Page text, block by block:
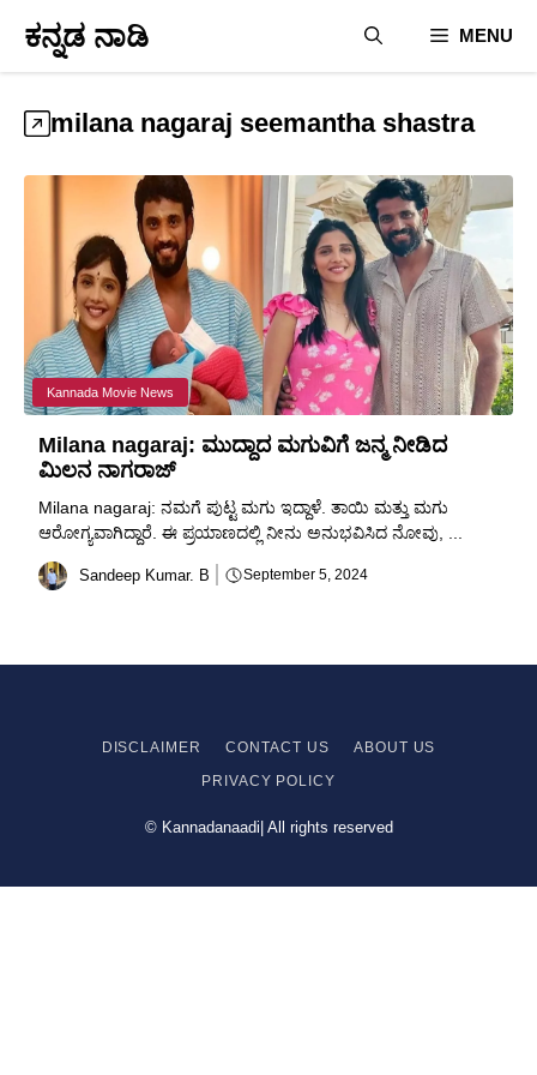
content
ಕನ್ನಡ ನಾಡಿ MENU
milana nagaraj seemantha shastra
Kannada Movie News
Milana nagaraj: ಮುದ್ದಾದ ಮಗುವಿಗೆ ಜನ್ಮ ನೀಡಿದ
ಮಿಲನ ನಾಗರಾಜ್
Milana nagaraj: ನಮಗೆ ಪುಟ್ಟ ಮಗು ಇದ್ದಾಳೆ. ತಾಯಿ ಮತ್ತು ಮಗು
ಆರೋಗ್ಯವಾಗಿದ್ದಾರೆ. ಈ ಪ್ರಯಾಣದಲ್ಲಿ ನೀನು ಅನುಭವಿಸಿದ ನೋವು, ...
Sandeep Kumar. B September 5, 2024
DISCLAIMER CONTACT US
ABOUT US
PRIVACY POLICY
© Kannadanaadi| All rights reserved